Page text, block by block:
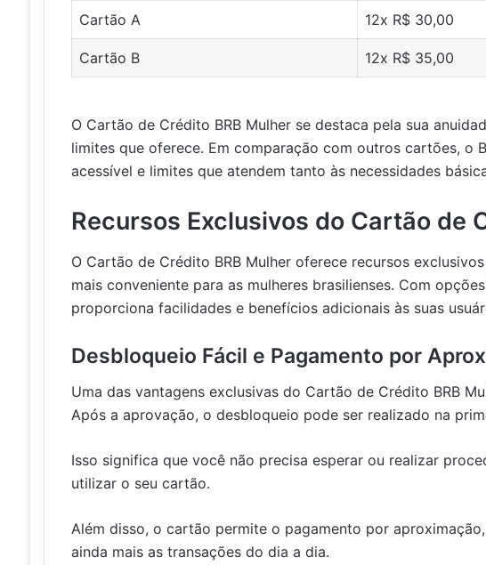
Cartão A 12x R$ 30,00
Cartão B 12x R$ 35,00
O Cartão de Crédito BRB Mulher se destaca pela sua
limites que oferece. Em comparação com outros cartões, o
acessível e limites que atendem tanto às necessidades
Recursos Exclusivos do Cartão de
O Cartão de Crédito BRB Mulher oferece recursos
mais conveniente para as mulheres brasilienses. Com
proporciona facilidades e benefícios adicionais às suas
Desbloqueio Fácil e Pagamento por
Uma das vantagens exclusivas do Cartão de Crédito BRB
Após a aprovação, o desbloqueio pode ser realizado na
Isso significa que você não precisa esperar ou realizar
utilizar o seu cartão.
Além disso, o cartão permite o pagamento por
ainda mais as transações do dia a dia.